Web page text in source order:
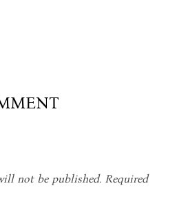
not be published. Required